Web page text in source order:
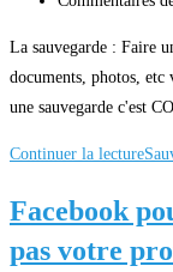
La sauvegarde : Faire
documents, photos,
une sauvegarde c'est
Continuer la lecture
Facebook
pas votre